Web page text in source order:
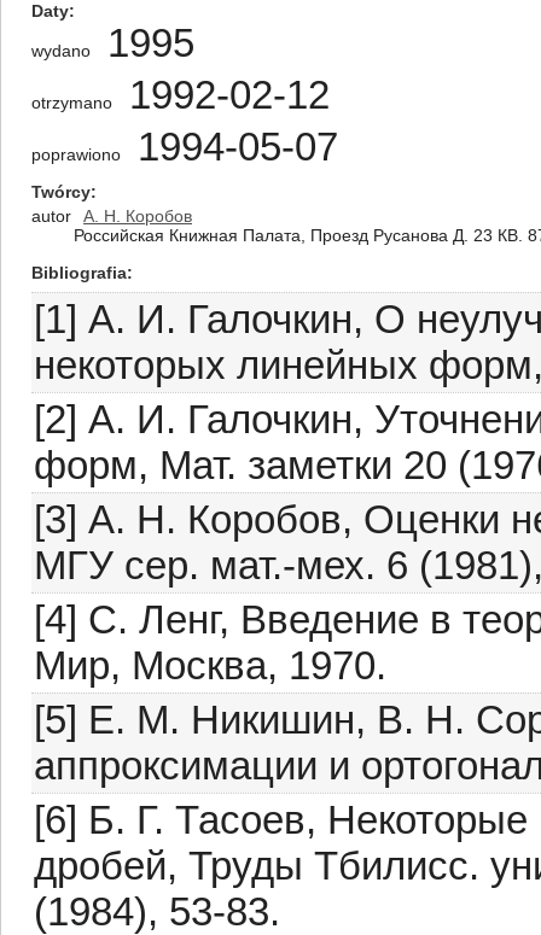
Daty
wydano 1995
otrzymano 1992-02-12
poprawiono 1994-05-07
Twórcy
autor
А. Н. Коробов
Российская Книжная Палата, Проезд Русанова Д. 23 КВ.
Bibliografia
[1] А. И. Галочкин, О
некоторых линейных
[2] А. И. Галочкин,
форм, Мат. заметки 20
[3] А. Н. Коробов, Оценки
МГУ сер. мат.-мех. 6
[4] С. Ленг, Введение в
Мир, Москва, 1970.
[5] Е. М. Никишин, В. Н.
аппроксимации и
[6] Б. Г. Тасоев,
дробей, Труды Тбилисс.
(1984), 53-83.